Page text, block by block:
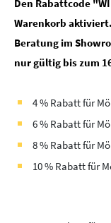
Den Rabattcode
Warenkorb
Beratung im
nur gültig bis zum
4 % Rabatt für
6 % Rabatt für
8 % Rabatt für
10 % Rabatt für